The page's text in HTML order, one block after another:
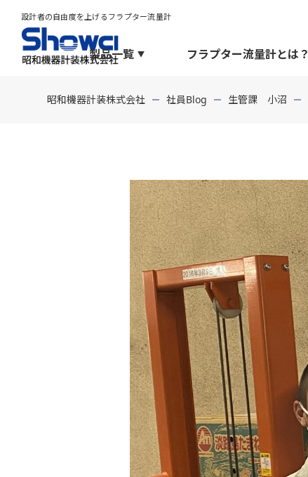
設計者の自由度を上げるフラプター流量計
製品一覧 フラプター流量計とは？
昭和機器計装株式会社 社員Blog 生管課 小沼